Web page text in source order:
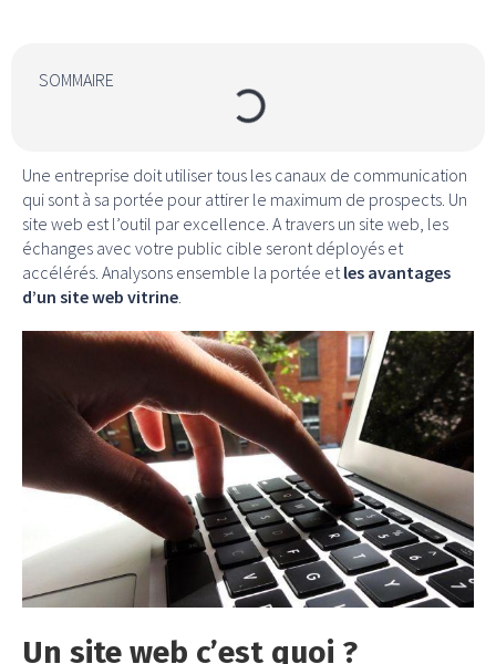
Une entreprise doit utiliser tous les canaux de communication
qui sont à sa portée pour attirer le maximum de prospects. Un
site web est l’outil par excellence. A travers un site web, les
échanges avec votre public cible seront déployés et
accélérés. Analysons ensemble la portée et les avantages
d’un site web vitrine
Un site web c’est quoi ?
SOMMAIRE